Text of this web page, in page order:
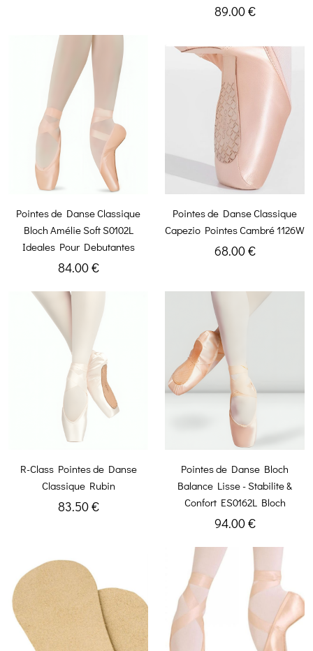
89.00 €
Pointes de Danse Classique
Bloch Amélie Soft S0102L
Ideales Pour Debutantes
84.00 €
Pointes de Danse Classique
Capezio Pointes Cambré 1126W
68.00 €
R-Class Pointes de Danse
Classique Rubin
83.50 €
Pointes de Danse Bloch
Balance Lisse - Stabilite &
Confort ES0162L Bloch
94.00 €